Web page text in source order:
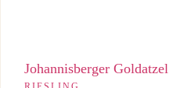
Johannisberger Goldatzel